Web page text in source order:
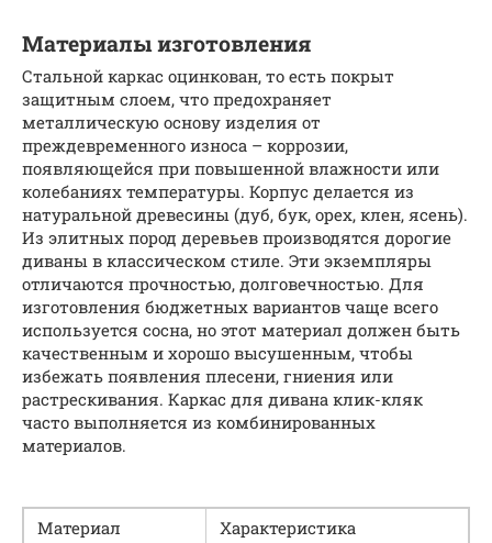
Материалы изготовления
Стальной каркас оцинкован, то есть покрыт
защитным слоем, что предохраняет
металлическую основу изделия от
преждевременного износа – коррозии,
появляющейся при повышенной влажности или
колебаниях температуры. Корпус делается из
натуральной древесины (дуб, бук, орех, клен, ясень).
Из элитных пород деревьев производятся дорогие
диваны в классическом стиле. Эти экземпляры
отличаются прочностью, долговечностью. Для
изготовления бюджетных вариантов чаще всего
используется сосна, но этот материал должен быть
качественным и хорошо высушенным, чтобы
избежать появления плесени, гниения или
растрескивания. Каркас для дивана клик-кляк
часто выполняется из комбинированных
материалов.
Материал Характеристика